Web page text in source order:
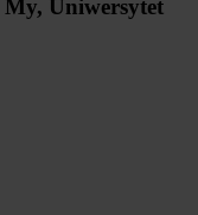
My, Uniwersytet